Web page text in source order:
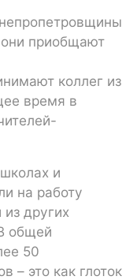
они приобщают
коллег из
время в
и
на работу
других
общей
50
– это как глоток